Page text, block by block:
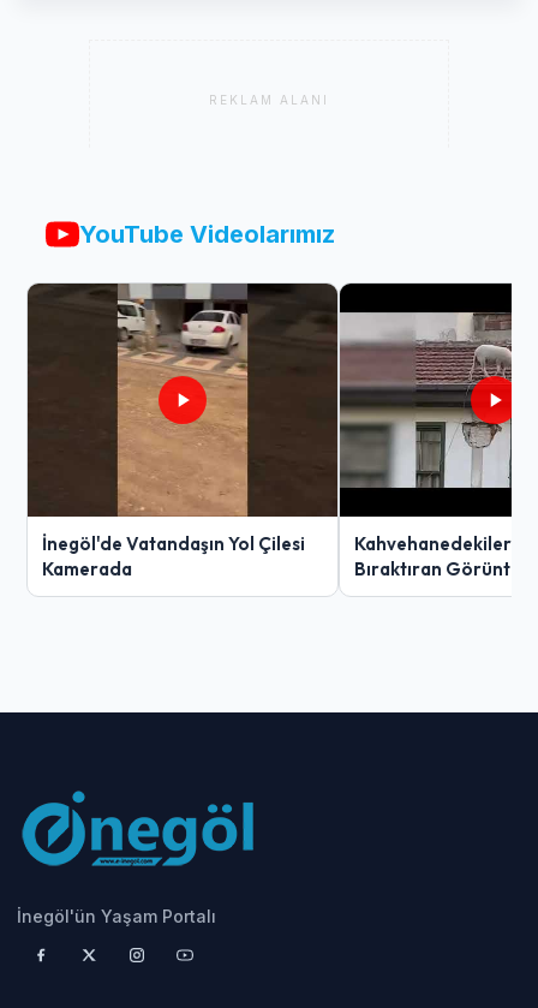
REKLAM ALANI
YouTube Videolarımız
İnegöl'de Vatandaşın Yol Çilesi
Kamerada
Kahvehanedekiler
Bıraktıran Görüntü!
İnegöl'ün Yaşam Portalı